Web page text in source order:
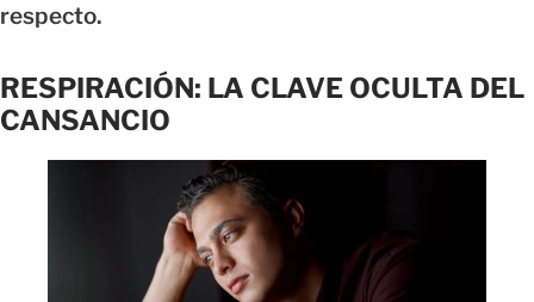
respecto.
RESPIRACIÓN: LA CLAVE OCULTA DEL
CANSANCIO